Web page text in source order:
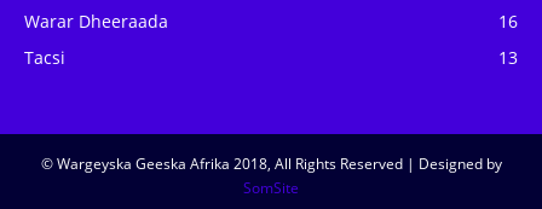
Warar Dheeraada
16
Tacsi
13
© Wargeyska Geeska Afrika 2018, All Rights Reserved | Designed by
SomSite